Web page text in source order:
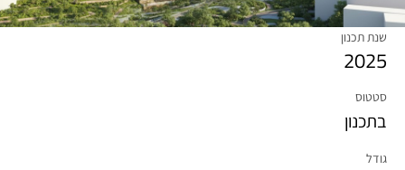
שנת תכנון
2025
סטטוס
בתכנון
גודל